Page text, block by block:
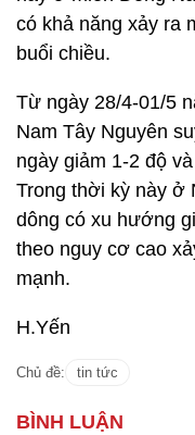
có khả năng xảy ra
buổi chiều.
Từ ngày 28/4-01/5
Nam Tây Nguyên
ngày giảm 1-2 độ
Trong thời kỳ này ở
dông có xu hướng
theo nguy cơ cao
mạnh.
H.Yến
Chủ đề: tin tức